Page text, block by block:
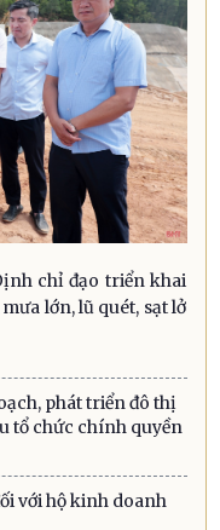
chỉ đạo triển khai
lớn, lũ quét, sạt lở
phát triển đô thị
tổ chức chính quyền
với hộ kinh doanh